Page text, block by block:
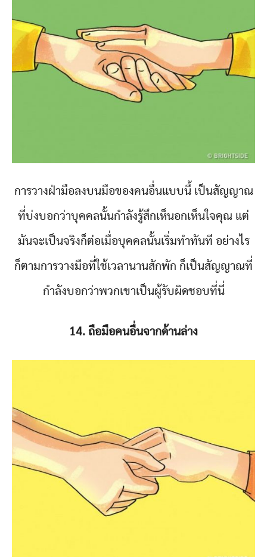
การวางฝ่ามือลงบนมือของคนอื่นแบบนี้ เป็นสัญญาณ
ที่บ่งบอกว่าบุคคลนั้นกำลังรู้สึกเห็นอกเห็นใจคุณ แต่
มันจะเป็นจริงก็ต่อเมื่อบุคคลนั้นเริ่มทำทันที อย่างไร
ก็ตามการวางมือที่ใช้เวลานานสักพัก ก็เป็นสัญญาณที่
กำลังบอกว่าพวกเขาเป็นผู้รับผิดชอบที่นี่
14. ถือมือคนอื่นจากด้านล่าง